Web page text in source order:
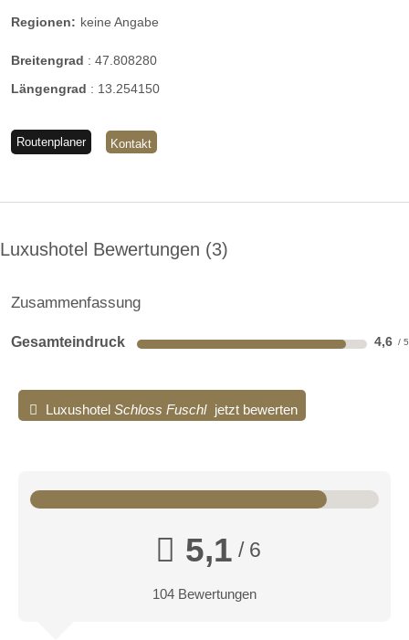
Regionen: keine Angabe
Breitengrad : 47.808280
Längengrad : 13.254150
Routenplaner Kontakt
Luxushotel Bewertungen 3
Zusammenfassung
Gesamteindruck 4,6
Luxushotel Schloss Fuschl jetzt bewerten
5,1 / 6
104 Bewertungen